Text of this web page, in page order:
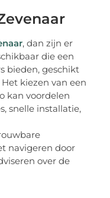
, dan zijn er
die een
bieden, geschikt
kiezen van een
kan voordelen
snelle installatie,
navigeren door
over de